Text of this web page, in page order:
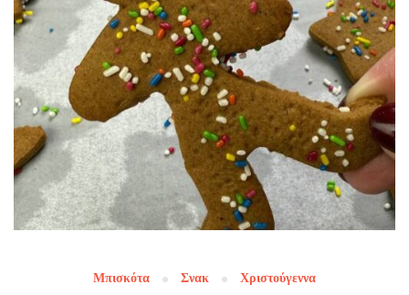
Μπισκότα Σνακ Χριστούγεννα